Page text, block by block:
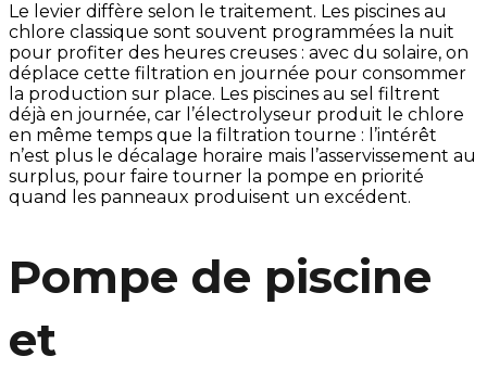
Le levier diffère selon le traitement. Les piscines au
chlore classique sont souvent programmées la nuit
pour profiter des heures creuses : avec du solaire, on
déplace cette filtration en journée pour consommer
la production sur place. Les piscines au sel filtrent
déjà en journée, car l’électrolyseur produit le chlore
en même temps que la filtration tourne : l’intérêt
n’est plus le décalage horaire mais l’asservissement au
surplus, pour faire tourner la pompe en priorité
quand les panneaux produisent un excédent.
Pompe de piscine
et